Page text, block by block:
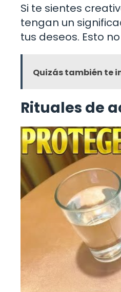
Si te sientes
tengan un
tus deseos. Esto
Quizás también te
Rituales de